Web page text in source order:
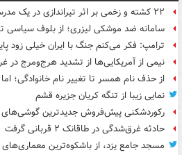
۲۲ کشته و زخمی بر اثر تیراندازی در یک مدرسه در تایلند+ فیلم
سامانه ضد موشکی لیزری؛ از بلوف سیاسی
ترامپ: فکر می‌کنم جنگ با ایران خیلی زود
نیمی از آمریکایی‌ها از تشدید هرج‌ومرج در
از حذف نام همسر تا تغییر نام خانوادگی؛
نمایی زیبا از تنگه کریان جزیره قشم
رکوردشکنی پیش‌فروش جدیدترین
حادثه غرق‌شدگی در طاقانک ۲ قربانی گرفت
مسجد جامع یزد، از باشکوه‌ترین معماری‌های